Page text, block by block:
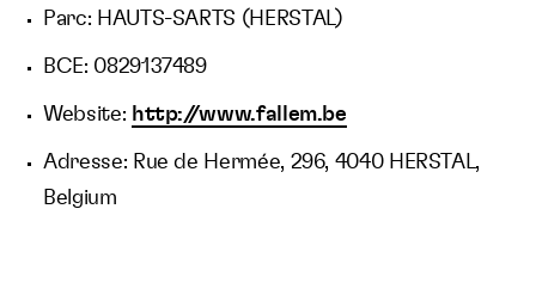
Parc: HAUTS-SARTS (HERSTAL)
BCE: 0829137489
Website: http://www.fallem.be
Adresse: Rue de Hermée, 296, 4040 HERSTAL,
Belgium